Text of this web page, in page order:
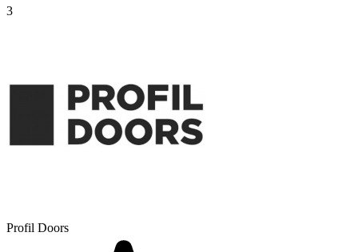
3
Profil Doors